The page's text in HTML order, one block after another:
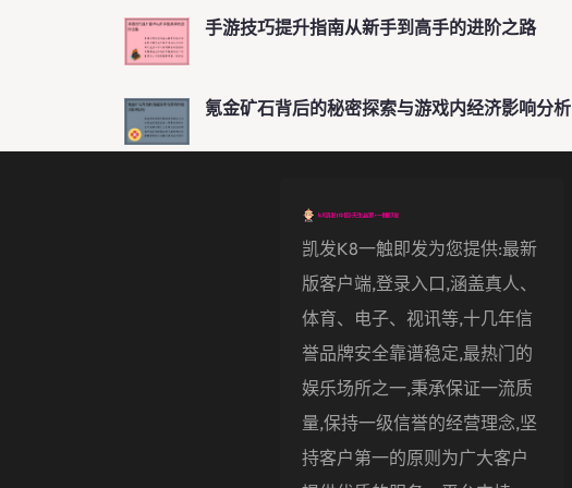
手游技巧提升指南从新手到高手的进阶之路
氪金矿石背后的秘密探索与游戏内经济影响分析
凯发k8一触即发为您提供:最新
版客户端,登录入口,涵盖真人、
体育、电子、视讯等,十几年信
誉品牌安全靠谱稳定,最热门的
娱乐场所之一,秉承保证一流质
量,保持一级信誉的经营理念,坚
持客户第一的原则为广大客户